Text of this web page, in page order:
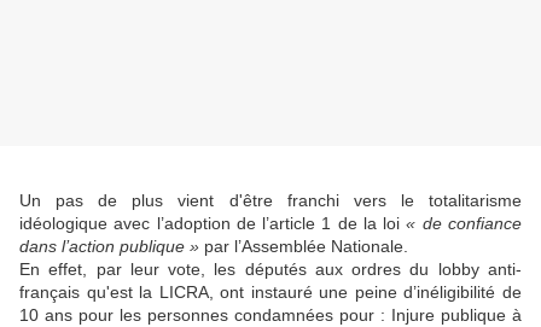
Un pas de plus vient d'être franchi vers le totalitarisme
idéologique avec l’adoption de l’article 1 de la loi« de confiance
dans l’action publique » par l’Assemblée Nationale.
En effet, par leur vote, les députés aux ordres du lobby anti-
français qu'est la LICRA, ont instauré une peine d’inéligibilité de
10 ans pour les personnes condamnées pour : Injure publique à